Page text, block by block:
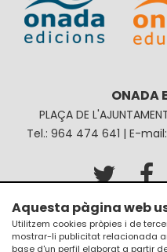
ONADA
PLAÇA DE
Tel.: 964 474 641 | E-
Avís legal
Política de galetes
Aquesta pàgina web
Utilitzem cookies pròpies i de
mostrar-li publicitat relacionada
base d'un perfil elaborat a partir